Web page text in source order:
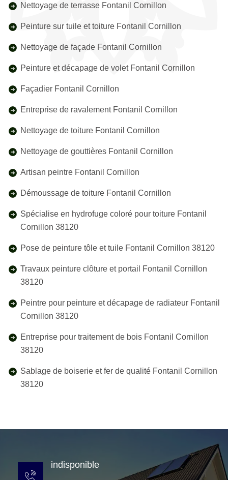
Nettoyage de terrasse Fontanil Cornillon
Peinture sur tuile et toiture Fontanil Cornillon
Nettoyage de façade Fontanil Cornillon
Peinture et décapage de volet Fontanil Cornillon
Façadier Fontanil Cornillon
Entreprise de ravalement Fontanil Cornillon
Nettoyage de toiture Fontanil Cornillon
Nettoyage de gouttières Fontanil Cornillon
Artisan peintre Fontanil Cornillon
Démoussage de toiture Fontanil Cornillon
Spécialise en hydrofuge coloré pour toiture Fontanil
Cornillon 38120
Pose de peinture tôle et tuile Fontanil Cornillon 38120
Travaux peinture clôture et portail Fontanil Cornillon
38120
Peintre pour peinture et décapage de radiateur Fontanil
Cornillon 38120
Entreprise pour traitement de bois Fontanil Cornillon
38120
Sablage de boiserie et fer de qualité Fontanil Cornillon
38120
indisponible